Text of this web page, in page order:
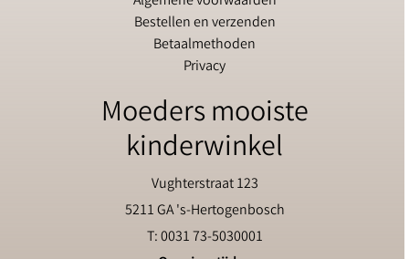
Bestellen en verzenden
Betaalmethoden
Privacy
Moeders mooiste
kinderwinkel
Vughterstraat 123
5211 GA 's-Hertogenbosch
T: 0031 73-5030001